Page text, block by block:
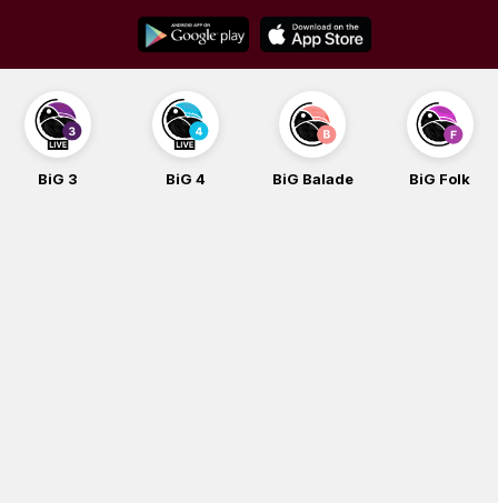
content
BiG 3 BiG 4 BiG Balade BiG Folk